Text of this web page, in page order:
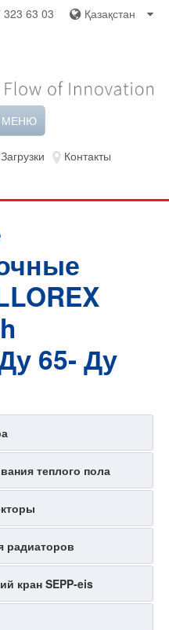
Қазақстан
323 63 03
МЕНЮ
Загрузки
Контакты
65- Ду
теплого пола
радиаторов
кран SEPP-eis